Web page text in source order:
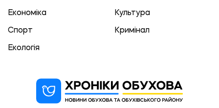
Економіка Культура
Спорт Кримінал
Екологія